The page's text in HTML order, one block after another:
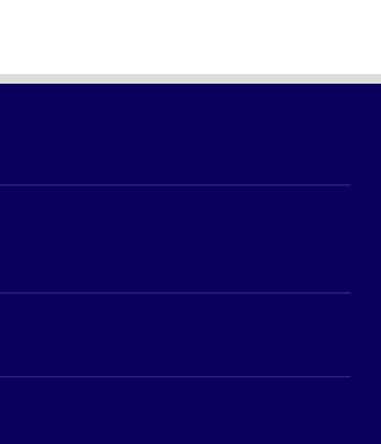
June 21, 2023
entra en su última era 'Popular'
con The Weeknd